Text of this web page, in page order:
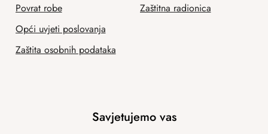
Povrat robe
Opći uvjeti poslovanja
Zaštita osobnih podataka
Zaštitna radionica
Savjetujemo vas